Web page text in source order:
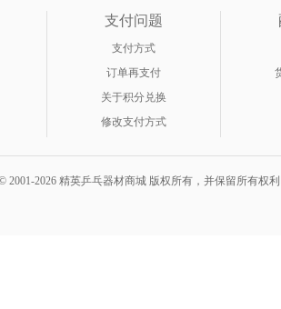
支付问题
支付方式
订单再支付
关于积分兑换
修改支付方式
2001-2026 精英乒乓器材商城 版权所有，并保留所有权